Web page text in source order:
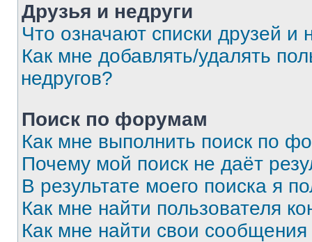
Друзья и недруги
Что означают списки друзей и
Как мне добавлять/удалять
недругов?
Поиск по форумам
Как мне выполнить поиск по
Почему мой поиск не даёт
В результате моего поиска я
Как мне найти пользователя
Как мне найти свои